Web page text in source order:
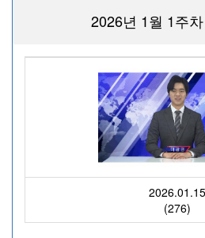
2026년 1월 1주
2026.01.15
(276)